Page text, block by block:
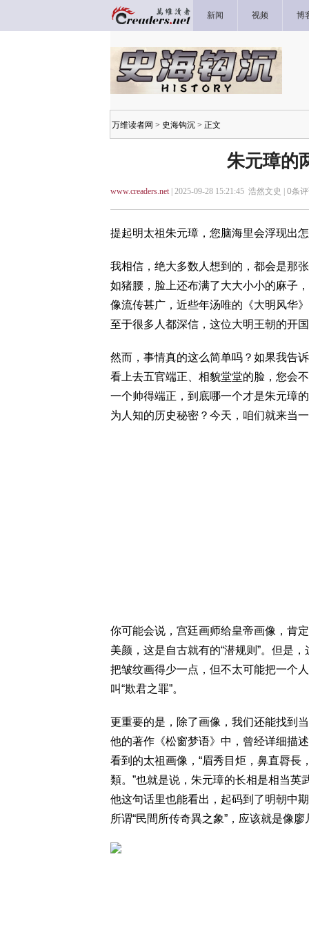
新闻 视频 博
万维读者网 > 史海钩沉 > 正文
朱元璋的
www.creaders.net| 2025-09-28 15:21:45 浩然文史 | 0条
提起明太祖朱元璋，您脑海里会浮现出
我相信，绝大多数人想到的，都会是那
如猪腰，脸上还布满了大大小小的麻子
像流传甚广，近些年汤唯的《大明风华
至于很多人都深信，这位大明王朝的开
然而，事情真的这么简单吗？如果我告
看上去五官端正、相貌堂堂的脸，您会
一个帅得端正，到底哪一个才是朱元璋
为人知的历史秘密？今天，咱们就来当
你可能会说，宫廷画师给皇帝画像，肯
美颜，这是自古就有的“潜规则”。但是
把皱纹画得少一点，但不太可能把一个
叫“欺君之罪”。
更重要的是，除了画像，我们还能找到
他的著作《松窗梦语》中，曾经详细描
看到的太祖画像，“眉秀目炬，鼻直脣
類。”也就是说，朱元璋的长相是相当英
他这句话里也能看出，起码到了明朝中
所谓“民間所传奇異之象”，应该就是像